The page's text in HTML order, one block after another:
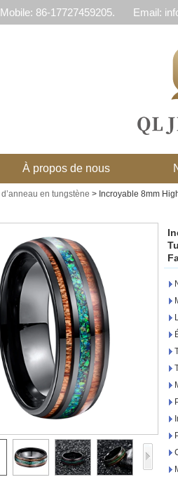
86-17727459205. Email:
À propos de nous
en tungstène > Incroyable 8mm